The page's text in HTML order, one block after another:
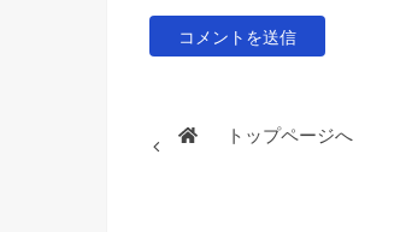
トップページへ